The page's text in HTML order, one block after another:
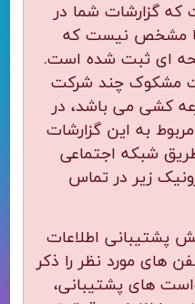
گزارشات شما در
مشخص نیست که
ای ثبت شده است.
مشکوک چند شرکت
کشی می باشد، در
به این گزارشات
طریق شبکه اجتماعی
زیر در تماس
پشتیبانی اطلاعات
های مورد نظر را ذکر
های پشتیبانی،